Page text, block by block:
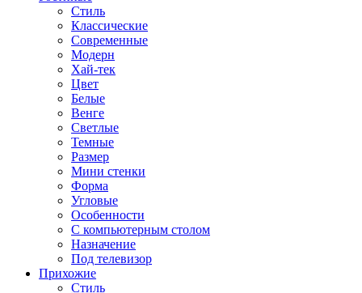
Стиль
Классические
Современные
Модерн
Хай-тек
Цвет
Белые
Венге
Светлые
Темные
Размер
Мини стенки
Форма
Угловые
Особенности
С компьютерным столом
Назначение
Под телевизор
Прихожие
Стиль